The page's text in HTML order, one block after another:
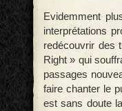
Evidemment
interprétations
redécouvrir des
Right » qui
passages
faire chanter le
est sans doute